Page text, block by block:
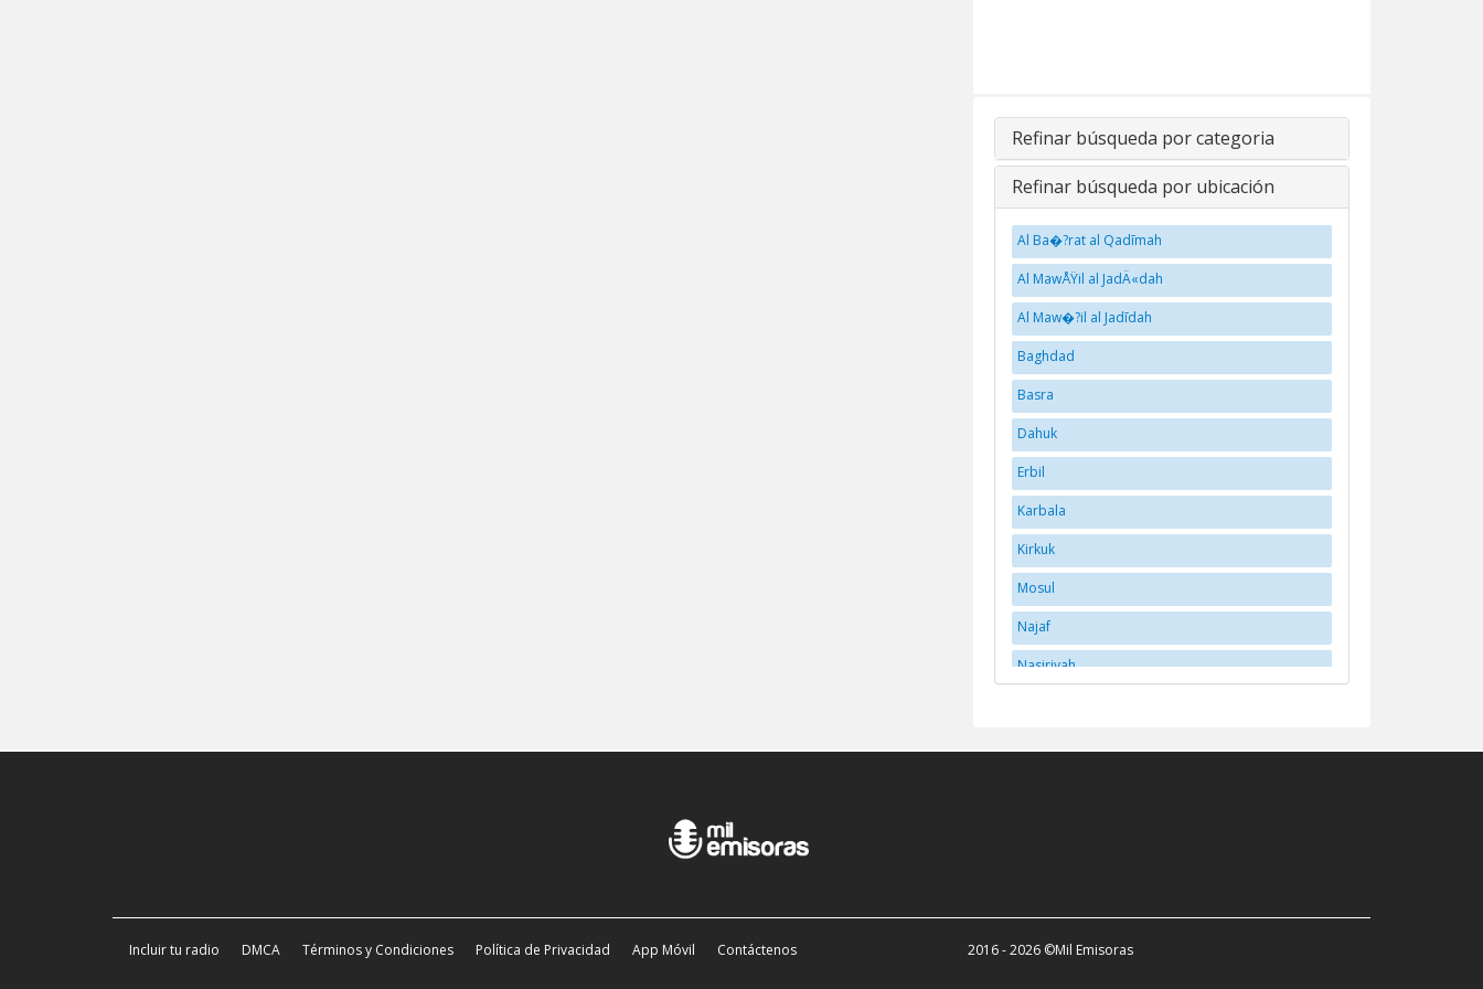
Refinar búsqueda por categoria
Refinar búsqueda por ubicación
Al Ba�?rat al Qadīmah
Al MawÅŸil al JadÄ«dah
Al Maw�?il al Jadīdah
Baghdad
Basra
Dahuk
Erbil
Karbala
Kirkuk
Mosul
Najaf
Nasiriyah
Incluir tu radio DMCA Términos y Condiciones Política de Privacidad App Móvil Contáctenos 2016 - 2026 ©Mil Emisoras